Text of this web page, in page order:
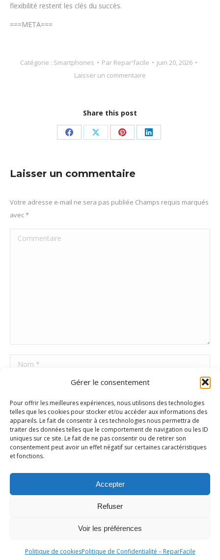
Gérer le consentement
Pour offrir les meilleures expériences, nous utilisons des technologies
telles que les cookies pour stocker et/ou accéder aux informations des
appareils. Le fait de consentir à ces technologies nous permettra de
traiter des données telles que le comportement de navigation ou les ID
uniques sur ce site. Le fait de ne pas consentir ou de retirer son
consentement peut avoir un effet négatif sur certaines caractéristiques
et fonctions.
Accepter
Refuser
Voir les préférences
Politique de cookiesPolitique de Confidentialité – ReparFacile
flexibilité restent les clés du succès.
===META===
Catégorie : Smartphones Par Repar'facile
juin 20, 2026
Laisser un commentaire
Share this post
PartagerPartagerPartager
Pinterest
Partager
Laisser un commentaire
Votre adresse e-mail ne sera pas publiée Champs requis marqués
avec*
Commentaire
Nom *
Site Web
Poster commentaire
Confidentialité|Conditions Générales de Vente